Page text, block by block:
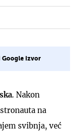
Google izvor
. Nakon
na
svibnja, već